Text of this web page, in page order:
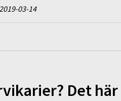
03-14
Det